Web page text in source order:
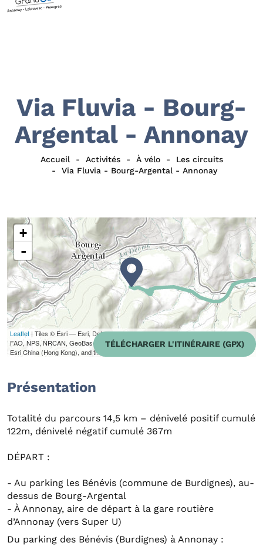
Via Fluvia - Bourg-
Argental - Annonay
Accueil Activités À vélo
Les circuits
Via Fluvia - Bourg-Argental - Annonay
+
-
Leaflet| Tiles © Esri — Esri, DeLorme, NAVTEQ, TomTom, Intermap, iPC, USGS,
FAO, NPS, NRCAN, GeoBase, Kadaster NL, Ordnance Survey, Esri Japan, METI,
Esri China (Hong Kong), and the GIS User Community
TÉLÉCHARGER L'ITINÉRAIRE (GPX)
Présentation
Totalité du parcours 14,5 km – dénivelé positif cumulé
122m, dénivelé négatif cumulé 367m
DÉPART :
- Au parking les Bénévis (commune de Burdignes), au-
dessus de Bourg-Argental
- À Annonay, aire de départ à la gare routière
d’Annonay (vers Super U)
Du parking des Bénévis (Burdignes) à Annonay :